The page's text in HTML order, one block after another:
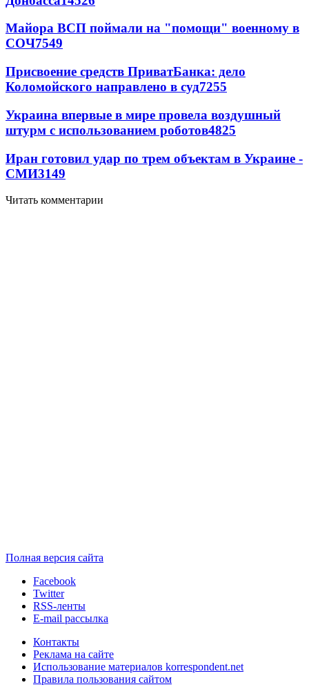
Майора ВСП поймали на "помощи" военному в
СОЧ7549
Присвоение средств ПриватБанка: дело
Коломойского направлено в суд7255
Украина впервые в мире провела воздушный
штурм с использованием роботов4825
Иран готовил удар по трем объектам в Украине -
СМИ3149
Читать комментарии
Полная версия сайта
Facebook
Twitter
RSS-ленты
E-mail рассылка
Контакты
Реклама на сайте
Использование материалов korrespondent.net
Правила пользования сайтом